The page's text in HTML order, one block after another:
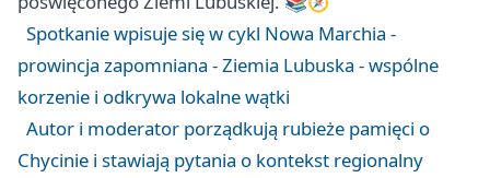
Spotkanie wpisuje się w cykl Nowa Marchia -
prowincja zapomniana - Ziemia Lubuska - wspólne
korzenie i odkrywa lokalne wątki
Autor i moderator porządkują rubieże pamięci o
Chycinie i stawiają pytania o kontekst regionalny